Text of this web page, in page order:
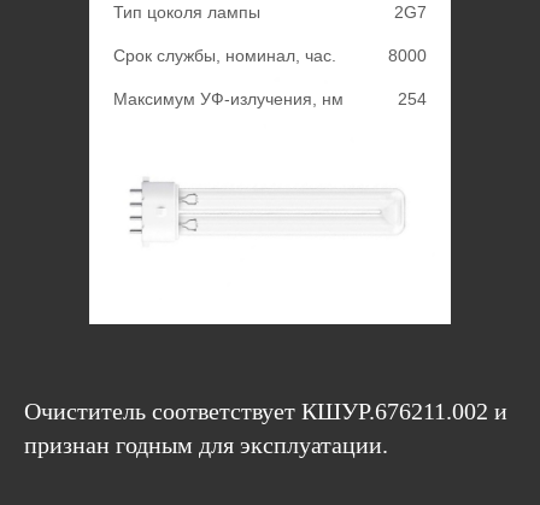
Тип цоколя лампы
Срок службы, номинал, час.
Максимум УФ-излучения, нм
2G7
8000
254
Очиститель соответствует КШУР.676211.002 и
признан годным для эксплуатации.